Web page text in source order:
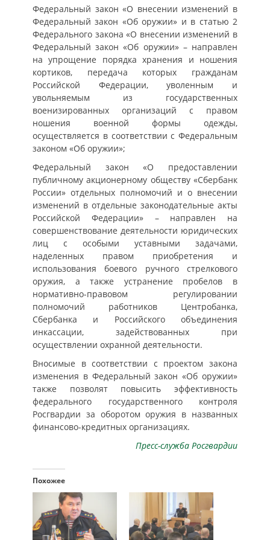
Федеральный закон «О внесении изменений в
Федеральный закон «Об оружии» и в статью 2
Федерального закона «О внесении изменений в
Федеральный закон «Об оружии» – направлен
на упрощение порядка хранения и ношения
кортиков, передача которых гражданам
Российской Федерации, уволенным и
увольняемым из государственных
военизированных организаций с правом
ношения военной формы одежды,
осуществляется в соответствии с Федеральным
законом «Об оружии»;
Федеральный закон «О предоставлении
публичному акционерному обществу «Сбербанк
России» отдельных полномочий и о внесении
изменений в отдельные законодательные акты
Российской Федерации» – направлен на
совершенствование деятельности юридических
лиц с особыми уставными задачами,
наделенных правом приобретения и
использования боевого ручного стрелкового
оружия, а также устранение пробелов в
нормативно-правовом регулировании
полномочий работников Центробанка,
Сбербанка и Российского объединения
инкассации, задействованных при
осуществлении охранной деятельности.
Вносимые в соответствии с проектом закона
изменения в Федеральный закон «Об оружии»
также позволят повысить эффективность
федерального государственного контроля
Росгвардии за оборотом оружия в названных
финансово-кредитных организациях.
Пресс-служба Росгвардии
Похожее